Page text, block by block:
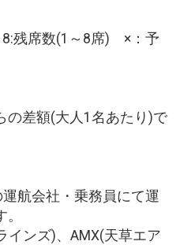
残席数(1～8席) ×：予
の差額(大人1名あたり)で
航会社・乗務員にて運
インズ)、AMX(天草エア